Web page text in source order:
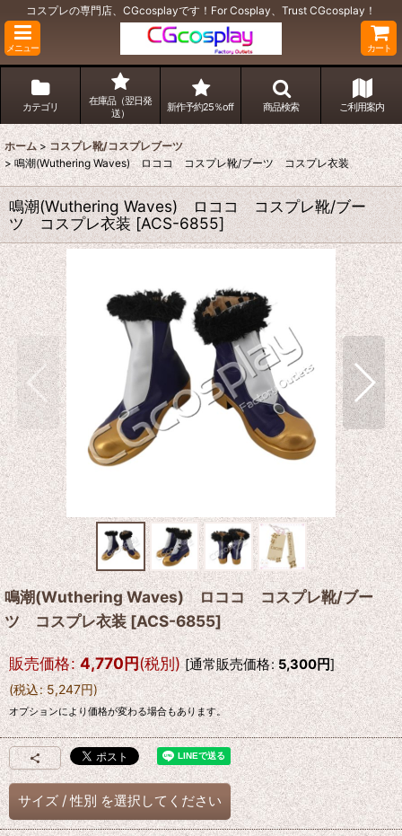
コスプレの専門店、CGcosplayです！For Cosplay、Trust CGcosplay！
メニュー カート
カテゴリ
在庫品（翌日発
送）
新作予約25％off 商品検索 ご利用案内
ホーム > コスプレ靴/コスプレブーツ
> 鳴潮(Wuthering Waves) ロココ コスプレ靴/ブーツ コスプレ衣装
鳴潮(Wuthering Waves) ロココ コスプレ靴/ブー
ツ コスプレ衣装 [ACS-6855]
鳴潮(Wuthering Waves) ロココ コスプレ靴/ブー
ツ コスプレ衣装[ACS-6855]
販売価格: 4,770円(税別) [通常販売価格: 5,300円]
(税込: 5,247円)
オプションにより価格が変わる場合もあります。
サイズ / 性別 を選択してください